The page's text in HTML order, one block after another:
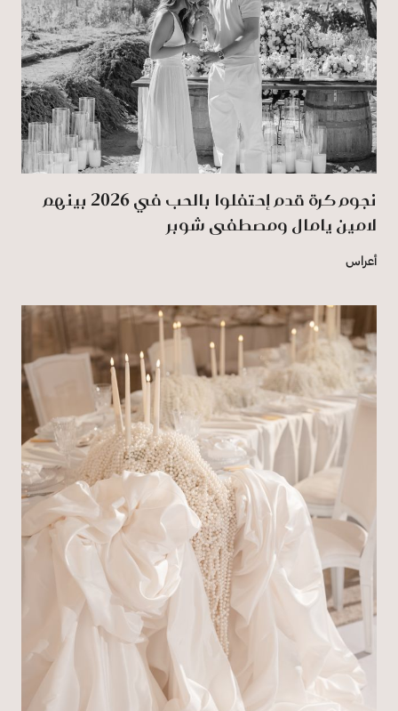
نجوم كرة قدم إحتفلوا بالحب في 2026 بينهم
لامين يامال ومصطفى شوبر
أعراس